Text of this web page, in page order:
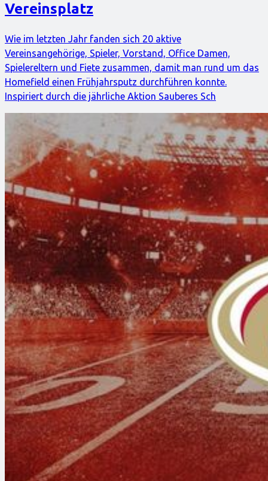
Vereinsplatz
Wie im letzten Jahr fanden sich 20 aktive
Vereinsangehörige, Spieler, Vorstand, Office Damen,
Spielereltern und Fiete zusammen, damit man rund um das
Homefield einen Frühjahrsputz durchführen konnte.
Inspiriert durch die jährliche Aktion Sauberes Sch